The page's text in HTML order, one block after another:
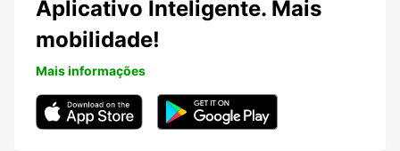
Aplicativo Inteligente. Mais
mobilidade!
Mais informações